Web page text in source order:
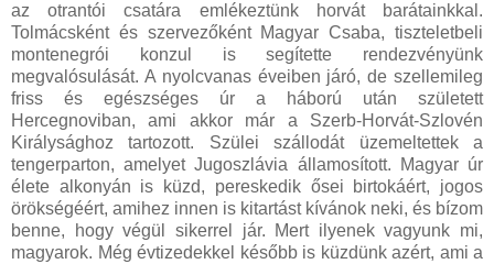
az otrantói csatára emlékeztünk horvát barátainkkal.
Tolmácsként és szervezőként Magyar Csaba, tiszteletbeli
montenegrói konzul is segítette rendezvényünk
megvalósulását. A nyolcvanas éveiben járó, de szellemileg
friss és egészséges úr a háború után született
Hercegnoviban, ami akkor már a Szerb-Horvát-Szlovén
Királysághoz tartozott. Szülei szállodát üzemeltettek a
tengerparton, amelyet Jugoszlávia államosított. Magyar úr
élete alkonyán is küzd, pereskedik ősei birtokáért, jogos
örökségéért, amihez innen is kitartást kívánok neki, és bízom
benne, hogy végül sikerrel jár. Mert ilyenek vagyunk mi,
magyarok. Még évtizedekkel később is küzdünk azért, ami a